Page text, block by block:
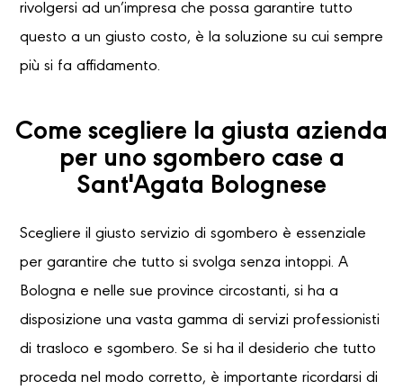
rivolgersi ad un’impresa che possa garantire tutto
questo a un giusto costo, è la soluzione su cui sempre
più si fa affidamento.
Come scegliere la giusta azienda
per uno sgombero case a
Sant'Agata Bolognese
Scegliere il giusto servizio di sgombero è essenziale
per garantire che tutto si svolga senza intoppi. A
Bologna e nelle sue province circostanti, si ha a
disposizione una vasta gamma di servizi professionisti
di trasloco e sgombero. Se si ha il desiderio che tutto
proceda nel modo corretto, è importante ricordarsi di